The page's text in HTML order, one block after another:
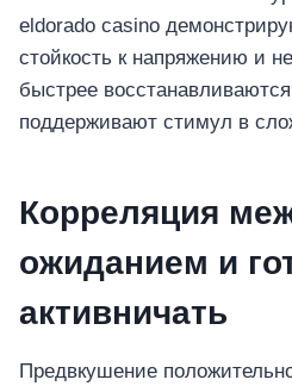
eldorado casino
стойкость к напряжению и
быстрее
поддерживают стимул в
Корреляция
ожиданием и
активничать
Предвкушение